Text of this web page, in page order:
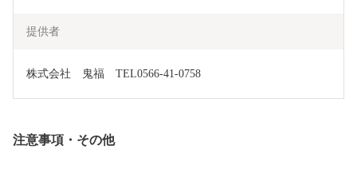
提供者
株式会社　鬼福　TEL0566-41-0758
注意事項・その他